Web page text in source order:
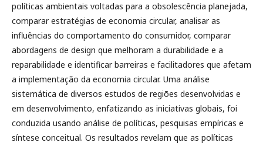
políticas ambientais voltadas para a obsolescência planejada,
comparar estratégias de economia circular, analisar as
influências do comportamento do consumidor, comparar
abordagens de design que melhoram a durabilidade e a
reparabilidade e identificar barreiras e facilitadores que afetam
a implementação da economia circular. Uma análise
sistemática de diversos estudos de regiões desenvolvidas e
em desenvolvimento, enfatizando as iniciativas globais, foi
conduzida usando análise de políticas, pesquisas empíricas e
síntese conceitual. Os resultados revelam que as políticas